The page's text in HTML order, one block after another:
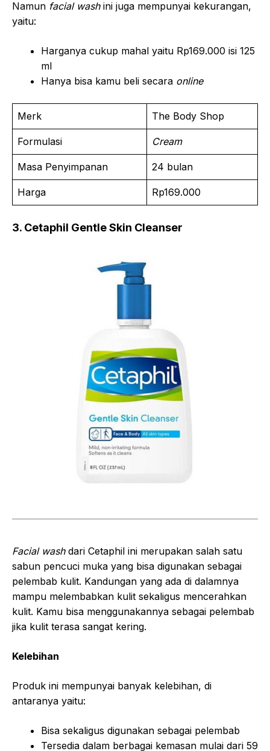
Namun facial washini juga mempunyai kekurangan,
yaitu:
Harganya cukup mahal yaitu Rp169.000 isi 125
ml
Hanya bisa kamu beli secara online
Merk The Body Shop
Formulasi Cream
Masa Penyimpanan 24 bulan
Harga Rp169.000
3. Cetaphil Gentle Skin Cleanser
Facial washdari Cetaphil ini merupakan salah satu
sabun pencuci muka yang bisa digunakan sebagai
pelembab kulit. Kandungan yang ada di dalamnya
mampu melembabkan kulit sekaligus mencerahkan
kulit. Kamu bisa menggunakannya sebagai pelembab
jika kulit terasa sangat kering.
Kelebihan
Produk ini mempunyai banyak kelebihan, di
antaranya yaitu:
Bisa sekaligus digunakan sebagai pelembab
Tersedia dalam berbagai kemasan mulai dari 59